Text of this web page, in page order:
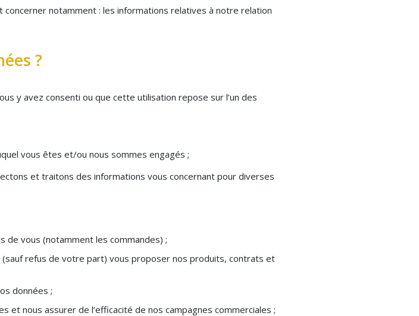
notamment : les informations relatives à notre relation
?
y avez consenti ou que cette utilisation repose sur l’un des
vous êtes et/ou nous sommes engagés ;
et traitons des informations vous concernant pour diverses
vous (notamment les commandes) ;
refus de votre part) vous proposer nos produits, contrats et
données ;
nous assurer de l’efficacité de nos campagnes commerciales ;